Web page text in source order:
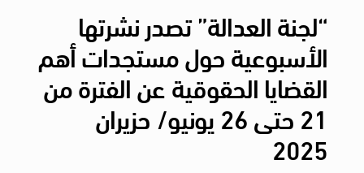
“لجنة العدالة” تصدر نشرتها
الأسبوعية حول مستجدات أهم
القضايا الحقوقية عن الفترة من
21 حتى 26 يونيو/ حزيران
2025